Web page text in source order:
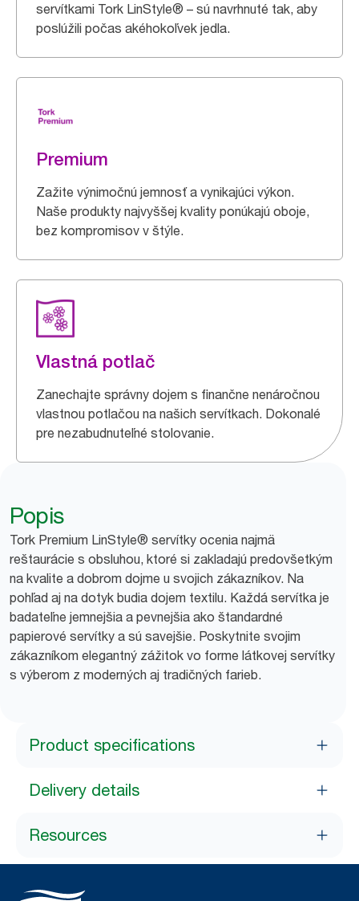
servítkami Tork LinStyle® – sú navrhnuté tak, aby
poslúžili počas akéhokoľvek jedla.
Premium
Zažite výnimočnú jemnosť a vynikajúci výkon.
Naše produkty najvyššej kvality ponúkajú oboje,
bez kompromisov v štýle.
Vlastná potlač
Zanechajte správny dojem s finančne nenáročnou
vlastnou potlačou na našich servítkach. Dokonalé
pre nezabudnuteľné stolovanie.
Popis
Tork Premium LinStyle® servítky ocenia najmä
reštaurácie s obsluhou, ktoré si zakladajú predovšetkým
na kvalite a dobrom dojme u svojich zákazníkov. Na
pohľad aj na dotyk budia dojem textilu. Každá servítka je
badateľne jemnejšia a pevnejšia ako štandardné
papierové servítky a sú savejšie. Poskytnite svojim
zákazníkom elegantný zážitok vo forme látkovej servítky
s výberom z moderných aj tradičných farieb.
Product specifications
Delivery details
Resources